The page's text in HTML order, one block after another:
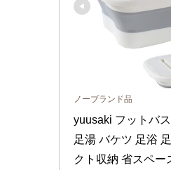
ノーブランド品
yuusaki フットバ
足湯 バケツ 足浴
クト収納 省スペー